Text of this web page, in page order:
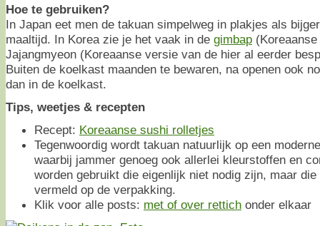
Hoe te gebruiken?
In Japan eet men de takuan simpelweg in plakjes als
maaltijd. In Korea zie je het vaak in de gimbap
Jajangmyeon (Koreaanse versie van de hier al eerder
Buiten de koelkast maanden te bewaren, na openen ook
dan in de koelkast.
Tips, weetjes & recepten
Recept: Koreaanse sushi rolletjes
Tegenwoordig wordt takuan natuurlijk op een
waarbij jammer genoeg ook allerlei kleurstoffen en
worden gebruikt die eigenlijk niet nodig zijn, maar
vermeld op de verpakking.
Klik voor alle posts: met of over rettich onder elkaar